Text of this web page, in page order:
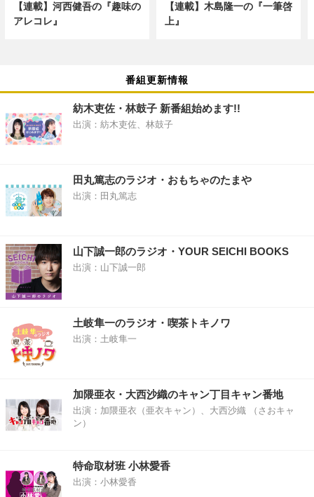
【連載】河西健吾の『趣味の
アレコレ』
【連載】木島隆一の『一筆啓
上』
番組更新情報
紡木吏佐・林鼓子 新番組始めます!!
出演：紡木吏佐、林鼓子
田丸篤志のラジオ・おもちゃのたまや
出演：田丸篤志
山下誠一郎のラジオ・YOUR SEICHI BOOKS
出演：山下誠一郎
土岐隼一のラジオ・喫茶トキノワ
出演：土岐隼一
加隈亜衣・大西沙織のキャン丁目キャン番地
出演：加隈亜衣（亜衣キャン）、大西沙織 （さおキャ
ン）
特命取材班 小林愛香
出演：小林愛香